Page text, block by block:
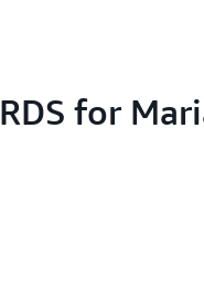
RDS for